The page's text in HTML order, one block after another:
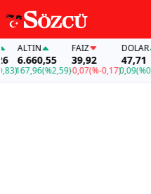
ALTIN
6.660,55
167,96(%2,59)
FAİZ
39,92
-0,07(%-0,17)
DOLAR
47,71
0,09